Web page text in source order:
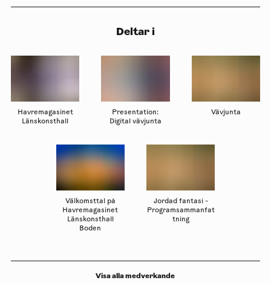
Deltar i
Havremagasinet
Länskonsthall
Presentation:
Digital vävjunta
Vävjunta
Välkomsttal på
Havremagasinet
Länskonsthall
Boden
Jordad fantasi -
Programsammanfat
tning
Visa alla medverkande